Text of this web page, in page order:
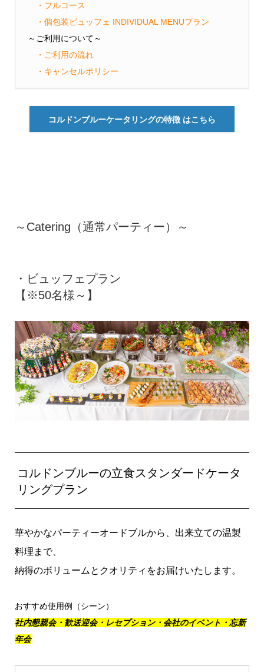
・フルコース
・個包装ビュッフェ INDIVIDUAL MENUプラン
～ご利用について～
・ご利用の流れ
・キャンセルポリシー
コルドンブルーケータリングの特徴 はこちら
～Catering（通常パーティー）～
・ビュッフェプラン
【※50名様～】
コルドンブルーの立食スタンダードケータ
リングプラン
華やかなパーティーオードブルから、出来立ての温製
料理まで、
納得のボリュームとクオリティをお届けいたします。
おすすめ使用例（シーン）
社内懇親会・歓送迎会・レセプション・会社のイベント・忘新
年会